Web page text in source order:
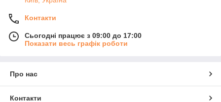
Контакти
Сьогодні працює з 09:00 до 17:00
Показати весь графік роботи
Про нас
Контакти